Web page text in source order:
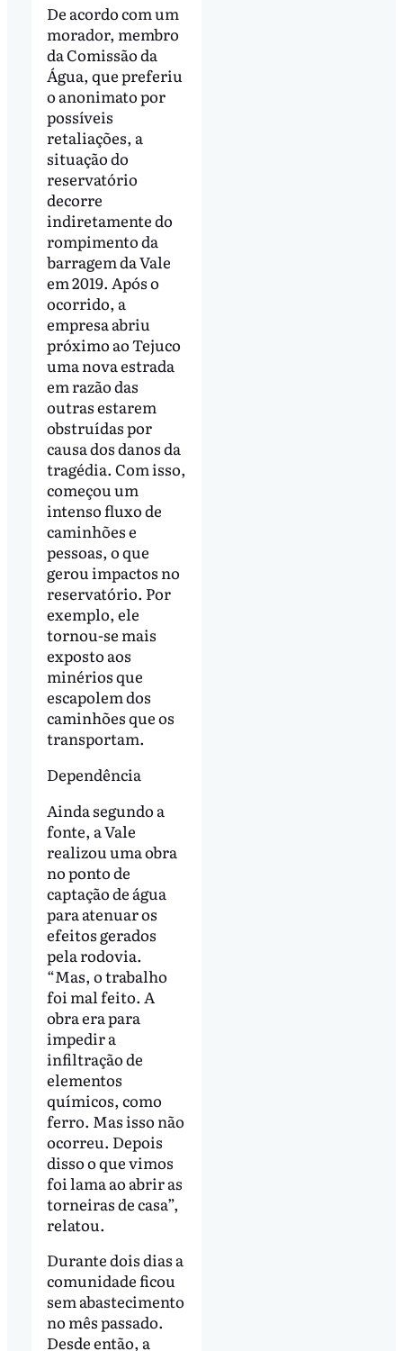
De acordo com um
morador, membro
da Comissão da
Água, que preferiu
o anonimato por
possíveis
retaliações, a
situação do
reservatório
decorre
indiretamente do
rompimento da
barragem da Vale
em 2019. Após o
ocorrido, a
empresa abriu
próximo ao Tejuco
uma nova estrada
em razão das
outras estarem
obstruídas por
causa dos danos da
tragédia. Com isso,
começou um
intenso fluxo de
caminhões e
pessoas, o que
gerou impactos no
reservatório. Por
exemplo, ele
tornou-se mais
exposto aos
minérios que
escapolem dos
caminhões que os
transportam.
Dependência
Ainda segundo a
fonte, a Vale
realizou uma obra
no ponto de
captação de água
para atenuar os
efeitos gerados
pela rodovia.
“Mas, o trabalho
foi mal feito. A
obra era para
impedir a
infiltração de
elementos
químicos, como
ferro. Mas isso não
ocorreu. Depois
disso o que vimos
foi lama ao abrir as
torneiras de casa”,
relatou.
Durante dois dias a
comunidade ficou
sem abastecimento
no mês passado.
Desde então, a